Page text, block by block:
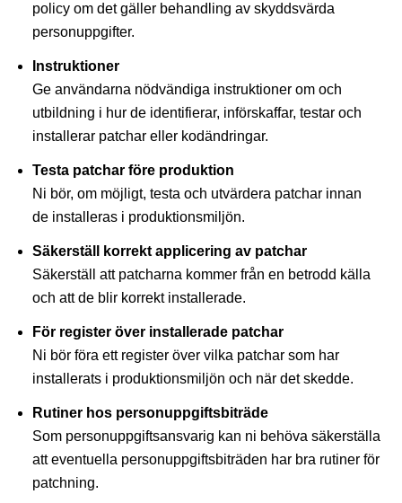
policy om det gäller behandling av skyddsvärda
personuppgifter.
Instruktioner
Ge användarna nödvändiga instruktioner om och
utbildning i hur de identifierar, införskaffar, testar och
installerar patchar eller kodändringar.
Testa patchar före produktion
Ni bör, om möjligt, testa och utvärdera patchar innan
de installeras i produktionsmiljön.
Säkerställ korrekt applicering av patchar
Säkerställ att patcharna kommer från en betrodd källa
och att de blir korrekt installerade.
För register över installerade patchar
Ni bör föra ett register över vilka patchar som har
installerats i produktionsmiljön och när det skedde.
Rutiner hos personuppgiftsbiträde
Som personuppgiftsansvarig kan ni behöva säkerställa
att eventuella personuppgiftsbiträden har bra rutiner för
patchning.